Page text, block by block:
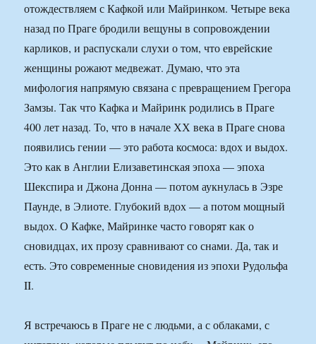
отождествляем с Кафкой или Майринком. Четыре века
назад по Праге бродили вещуны в сопровождении
карликов, и распускали слухи о том, что еврейские
женщины рожают медвежат. Думаю, что эта
мифология напрямую связана с превращением Грегора
Замзы. Так что Кафка и Майринк родились в Праге
400 лет назад. То, что в начале ХХ века в Праге снова
появились гении — это работа космоса: вдох и выдох.
Это как в Англии Елизаветинская эпоха — эпоха
Шекспира и Джона Донна — потом аукнулась в Эзре
Паунде, в Элиоте. Глубокий вдох — а потом мощный
выдох. О Кафке, Майринке часто говорят как о
сновидцах, их прозу сравнивают со снами. Да, так и
есть. Это современные сновидения из эпохи Рудольфа
II.
Я встречаюсь в Праге не с людьми, а с облаками, с